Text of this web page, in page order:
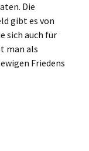
Die
gibt es von
sich auch für
man als
Friedens